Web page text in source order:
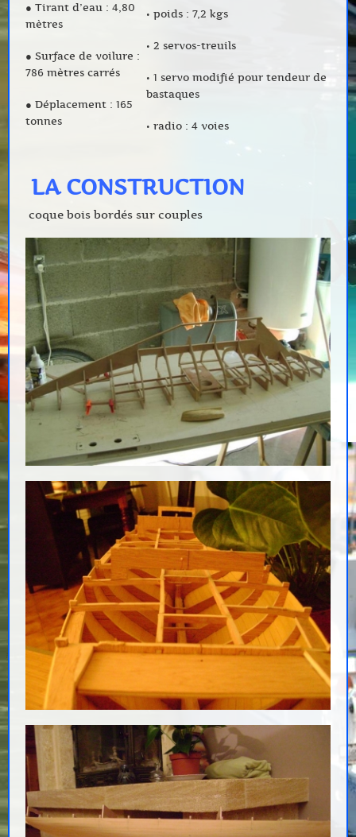
● Tirant d’eau : 4,80
mètres
● Surface de voilure :
786 mètres carrés
● Déplacement : 165
tonnes
• poids : 7,2 kgs
• 2 servos-treuils
• 1 servo modifié pour tendeur de
bastaques
• radio : 4 voies
LA CONSTRUCTION
coque bois bordés sur couples